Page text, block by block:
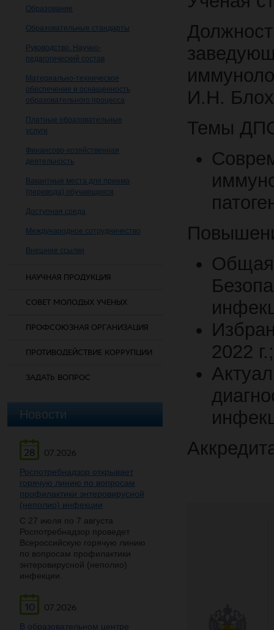
Образование
Образовательные стандарты
Руководство. Научно-
педагогический состав
Материально-техническое
обеспечение и оснащенность
образовательного процесса
Платные образовательные
услуги
Финансово-хозяйственная
деятельность
Вакантные места для приема
(перевода) обучающихся
Доступная среда
Международное сотрудничество
Внешние ссылки
НАУЧНАЯ ПРОДУКЦИЯ
СОВЕТ МОЛОДЫХ УЧЕНЫХ
ПРОФСОЮЗНАЯ ОРГАНИЗАЦИЯ
ПРОТИВОДЕЙСТВИЕ КОРРУПЦИИ
ЗАДАТЬ ВОПРОС
Новости
28
07.2026
Роспотребнадзор открывает
горячую линию по вопросам
профилактики энтеровирусной
(неполио) инфекции
С 27 июля по 7 августа
Роспотребнадзор проведет
Всероссийскую горячую линию
по вопросам профилактики
энтеровирусной (неполио)
инфекции.
10
07.2026
В образовательном центре
И.Н.
Темы
2022 г.;